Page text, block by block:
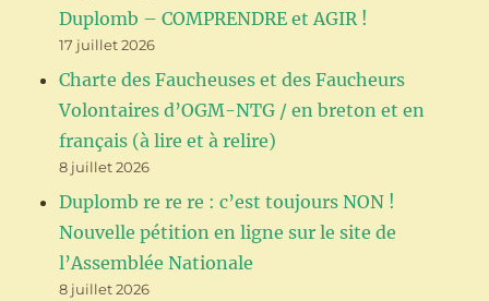
Duplomb – COMPRENDRE et AGIR !
17 juillet 2026
Charte des Faucheuses et des Faucheurs
Volontaires d’OGM-NTG / en breton et en
français (à lire et à relire)
8 juillet 2026
Duplomb re re re : c’est toujours NON !
Nouvelle pétition en ligne sur le site de
l’Assemblée Nationale
8 juillet 2026